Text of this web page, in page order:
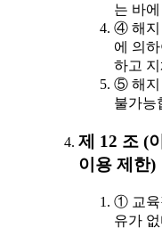
는 바
④ 해지
에 의
하고
⑤ 해지
불가능
제 12 조 (
이용 제한)
① 교육
유가